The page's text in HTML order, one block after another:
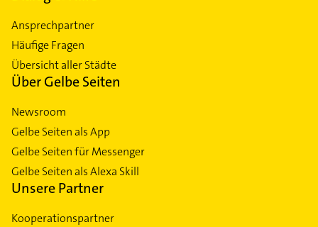
Ansprechpartner
Häufige Fragen
Übersicht aller Städte
Über Gelbe Seiten
Newsroom
Gelbe Seiten als App
Gelbe Seiten für Messenger
Gelbe Seiten als Alexa Skill
Unsere Partner
Kooperationspartner